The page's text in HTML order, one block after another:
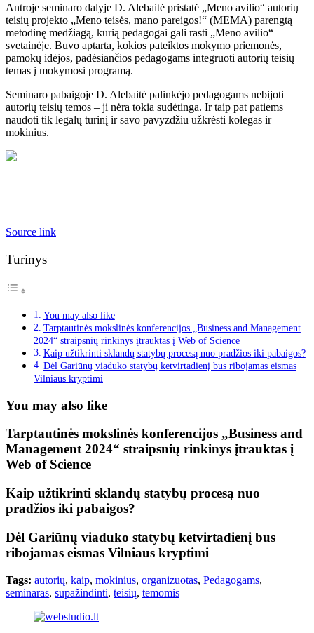
Antroje seminaro dalyje D. Alebaitė pristatė „Meno avilio“ autorių
teisių projekto „Meno teisės, mano pareigos!“ (MEMA) parengtą
metodinę medžiagą, kurią pedagogai gali rasti „Meno avilio“
svetainėje. Buvo aptarta, kokios pateiktos mokymo priemonės,
pamokų idėjos, padėsiančios pedagogams integruoti autorių teisių
temas į mokymosi programą.
Seminaro pabaigoje D. Alebaitė palinkėjo pedagogams nebijoti
autorių teisių temos – ji nėra tokia sudėtinga. Ir taip pat patiems
naudoti tik legalų turinį ir savo pavyzdžiu užkrėsti kolegas ir
mokinius.
Source link
Turinys
You may also like
Tarptautinės mokslinės konferencijos „Business and Management
2024“ straipsnių rinkinys įtrauktas į Web of Science
Kaip užtikrinti sklandų statybų procesą nuo pradžios iki pabaigos?
Dėl Gariūnų viaduko statybų ketvirtadienį bus ribojamas eismas
Vilniaus kryptimi
You may also like
Tarptautinės mokslinės konferencijos „Business and
Management 2024“ straipsnių rinkinys įtrauktas į
Web of Science
Kaip užtikrinti sklandų statybų procesą nuo
pradžios iki pabaigos?
Dėl Gariūnų viaduko statybų ketvirtadienį bus
ribojamas eismas Vilniaus kryptimi
Tags: autorių, kaip, mokinius, organizuotas, Pedagogams,
seminaras, supažindinti, teisių, temomis